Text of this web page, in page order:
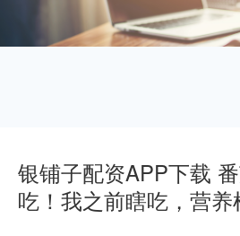
银铺子配资APP下载
吃！我之前瞎吃，营